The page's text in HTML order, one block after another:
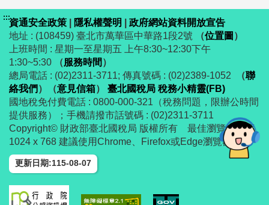
:::資通安全政策 隱私權聲明
政府網站資料開放宣告
地址 : (108459) 臺北市萬華區中華路1段2號
（位置圖 ）
上班時間 : 星期一至星期五 上午8:30~12:30下午
1:30~5:30
（服務時間 ）
總局電話 : (02)2311-3711; 傳真號碼 : (02)2389-1052
（聯
絡我們 ） （意見信箱）
臺北國稅局 稅務小精靈(FB)
國地稅免付費電話 : 0800-000-321（稅務問題，限辦公時間
提供服務）；手機請撥市話號碼 : (02)2311-3711
Copyright© 財政部臺北國稅局 版權所有 最佳瀏覽解析度
1024 x 768 建議使用Chrome、Firefox或Edge瀏覽器
更新日期:115-08-07